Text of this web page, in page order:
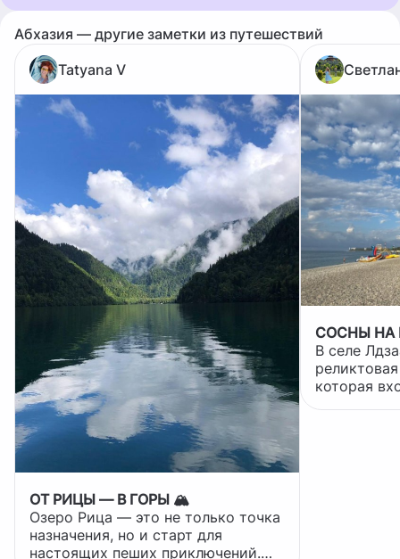
Абхазия — другие заметки из путешествий
Tatyana V
ОТ РИЦЫ — В ГОРЫ 🏔️
Озеро Рица — это не только точка
назначения, но и старт для
настоящих пеших приключений.
СОСНЫ НА
В селе
которая